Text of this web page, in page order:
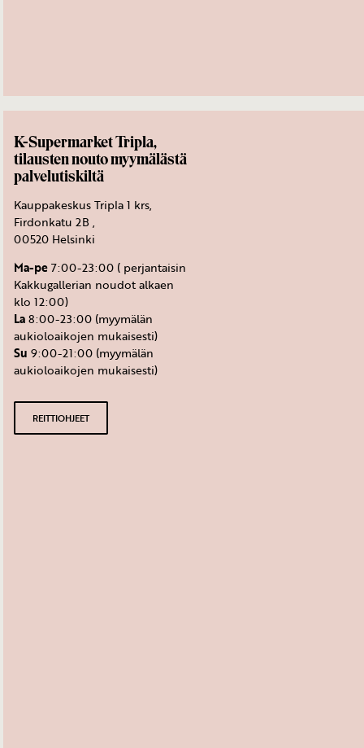
K-Supermarket Tripla,
tilausten nouto myymälästä
palvelutiskiltä
Kauppakeskus Tripla 1 krs,
Firdonkatu 2B ,
00520 Helsinki
Ma-pe7:00-23:00 ( perjantaisin
Kakkugallerian noudot alkaen
klo 12:00)
La8:00-23:00 (myymälän
aukioloaikojen mukaisesti)
Su 9:00-21:00 (myymälän
aukioloaikojen mukaisesti)
REITTIOHJEET